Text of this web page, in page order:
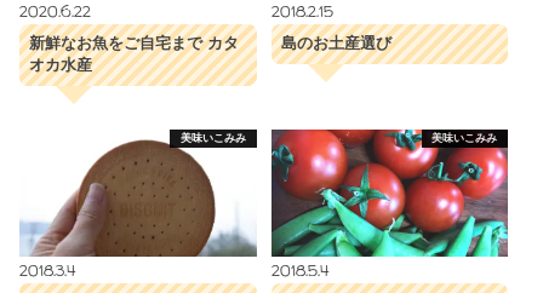
2020.6.22
新鮮なお魚をご自宅まで カタ
オカ水産
2018.2.15
島のお土産選び
美味いこみみ
2018.3.4
美味いこみみ
2018.5.4